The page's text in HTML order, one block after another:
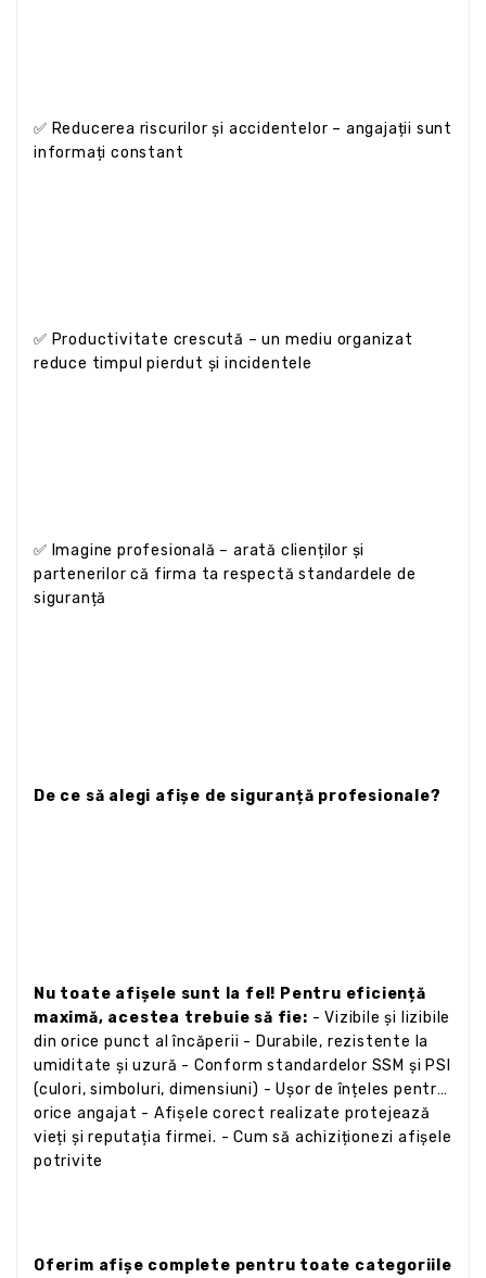
✅ Reducerea riscurilor și accidentelor – angajații sunt
informați constant
✅ Productivitate crescută – un mediu organizat
reduce timpul pierdut și incidentele
✅ Imagine profesională – arată clienților și
partenerilor că firma ta respectă standardele de
siguranță
De ce să alegi afișe de siguranță profesionale?
Nu toate afișele sunt la fel! Pentru eficiență
maximă, acestea trebuie să fie: - Vizibile și lizibile
din orice punct al încăperii - Durabile, rezistente la
umiditate și uzură - Conform standardelor SSM și PSI
(culori, simboluri, dimensiuni) - Ușor de înțeles pentru
orice angajat - Afișele corect realizate protejează
vieți și reputația firmei. - Cum să achiziționezi afișele
potrivite
Oferim afișe complete pentru toate categoriile